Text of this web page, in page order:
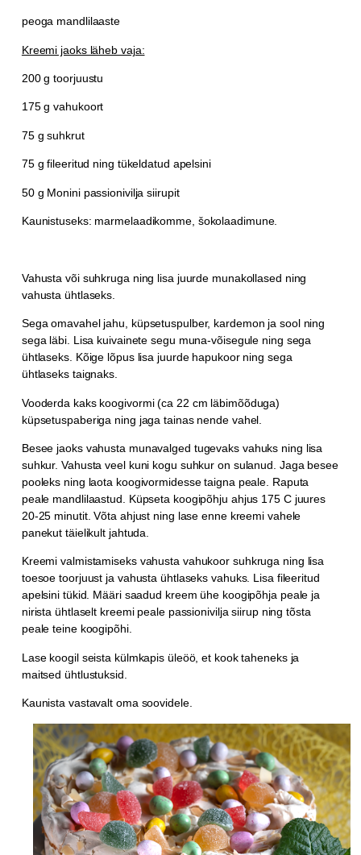
peoga mandlilaaste
Kreemi jaoks läheb vaja:
200 g toorjuustu
175 g vahukoort
75 g suhkrut
75 g fileeritud ning tükeldatud apelsini
50 g Monini passionivilja siirupit
Kaunistuseks: marmelaadikomme, šokolaadimune.
Vahusta või suhkruga ning lisa juurde munakollased ning
vahusta ühtlaseks.
Sega omavahel jahu, küpsetuspulber, kardemon ja sool ning
sega läbi. Lisa kuivainete segu muna-võisegule ning sega
ühtlaseks. Kõige lõpus lisa juurde hapukoor ning sega
ühtlaseks taignaks.
Vooderda kaks koogivormi (ca 22 cm läbimõõduga)
küpsetuspaberiga ning jaga tainas nende vahel.
Besee jaoks vahusta munavalged tugevaks vahuks ning lisa
suhkur. Vahusta veel kuni kogu suhkur on sulanud. Jaga besee
pooleks ning laota koogivormidesse taigna peale. Raputa
peale mandlilaastud. Küpseta koogipõhju ahjus 175 C juures
20-25 minutit. Võta ahjust ning lase enne kreemi vahele
panekut täielikult jahtuda.
Kreemi valmistamiseks vahusta vahukoor suhkruga ning lisa
toesoe toorjuust ja vahusta ühtlaseks vahuks. Lisa fileeritud
apelsini tükid. Määri saadud kreem ühe koogipõhja peale ja
nirista ühtlaselt kreemi peale passionivilja siirup ning tõsta
peale teine koogipõhi.
Lase koogil seista külmkapis üleöö, et kook taheneks ja
maitsed ühtlustuksid.
Kaunista vastavalt oma soovidele.